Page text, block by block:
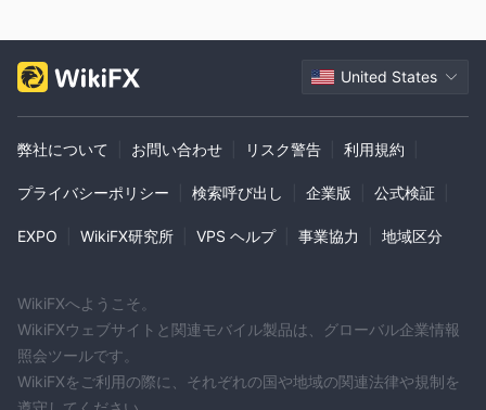
増やすことができます。この高いレバレッジは、外国為替、商
す。
異なるブローカーが提供する最大レバレッジの比較表が以下に示
レミアムアカウントの
0.8ピップ
ゼロスプ
レッド
カウントのゼロスプレッドには手数料がかかる場合があり、取引
コストをカバーします。この構造により、トレーダーは自分の取
United States
弊社について お問い合わせ リスク警告 利用規約
プライバシーポリシー 検索呼び出し 企業版 公式検証
EXPO WikiFX研究所 VPS ヘルプ 事業協力 地域区分
WikiFXへようこそ。
WikiFXウェブサイトと関連モバイル製品は、グローバル企業情報
照会ツールです。
WikiFXをご利用の際に、それぞれの国や地域の関連法律や規制を